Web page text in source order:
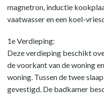
magnetron, inductie
vaatwasser en een koel-
1e Verdieping:
Deze verdieping beschikt
de voorkant van de woning
woning. Tussen de twee
gevestigd. De badkamer